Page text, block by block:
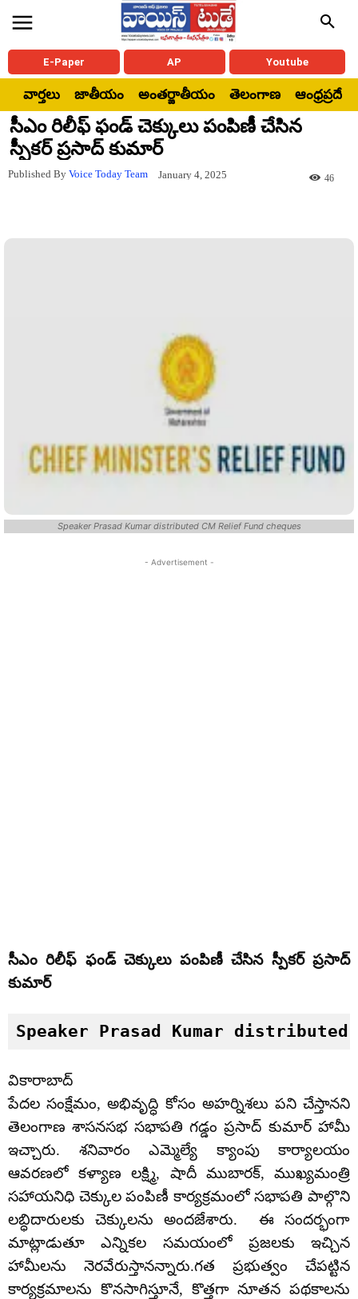
E-Paper AP Youtube
వార్తలు జాతీయం అంతర్జాతీయం తెలంగాణ ఆంధ్రప్రదేశ్
సీఎం రిలీఫ్ ఫండ్ చెక్కులు పంపిణీ చేసిన
స్పీకర్ ప్రసాద్ కుమార్
Published By Voice Today Team January 4, 2025 46
Speaker Prasad Kumar distributed CM Relief Fund cheques
- Advertisement -
సీఎం రిలీఫ్ ఫండ్ చెక్కులు పంపిణీ చేసిన స్పీకర్ ప్రసాద్
కుమార్
Speaker Prasad Kumar distributed
వికారాబాద్
పేదల సంక్షేమం, అభివృద్ధి కోసం అహర్నిశలు పని చేస్తానని
తెలంగాణ శాసనసభ సభాపతి గడ్డం ప్రసాద్ కుమార్ హామీ
ఇచ్చారు. శనివారం ఎమ్మెల్యే క్యాంపు కార్యాలయం
ఆవరణలో కళ్యాణ లక్ష్మి, షాదీ ముబారక్, ముఖ్యమంత్రి
సహాయనిధి చెక్కుల పంపిణీ కార్యక్రమంలో సభాపతి పాల్గొని
లబ్ధిదారులకు చెక్కులను అందజేశారు. ఈ సందర్భంగా
మాట్లాడుతూ ఎన్నికల సమయంలో ప్రజలకు ఇచ్చిన
హామీలను నెరవేరుస్తానన్నారు.గత ప్రభుత్వం చేపట్టిన
కార్యక్రమాలను కొనసాగిస్తూనే, కొత్తగా నూతన పథకాలను